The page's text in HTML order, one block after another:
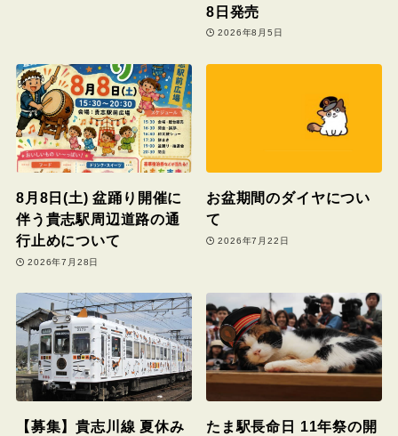
8日発売
2026年8月5日
8月8日(土) 盆踊り開催に
伴う貴志駅周辺道路の通
行止めについて
2026年7月28日
お盆期間のダイヤについ
て
2026年7月22日
【募集】貴志川線 夏休み
たま駅長命日 11年祭の開